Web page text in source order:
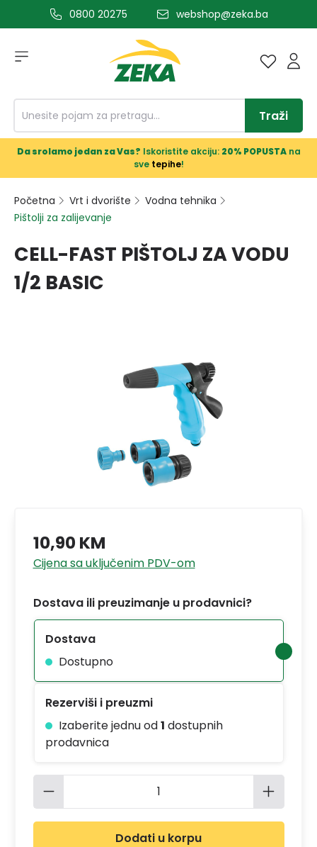
glavni sadržaj0800 20275 webshop@zeka.ba
Traži
Da srolamo jedan za Vas? Iskoristite akciju: 20% POPUSTAna
sve tepihe!
Početna Vrt i dvorište
Vodna tehnika
Pištolji za zalijevanje
CELL-FAST PIŠTOLJ ZA VODU
1/2 BASIC
10,90 KM
Cijena sa uključenim PDV-om
Dostava ili preuzimanje u prodavnici?
Dostava
Dostupno
Rezerviši i preuzmi
Izaberite jednu od1 dostupnih
prodavnica
Količina proizvoda: Unesite
Dodati u korpu